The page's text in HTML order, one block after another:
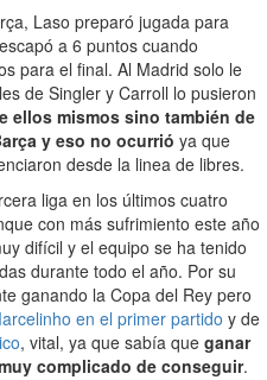
Laso preparó jugada para
a 6 puntos cuando
para el final. Al Madrid solo le
de Singler y Carroll lo pusieron
ellos mismos sino también de
y eso no ocurrió ya que
desde la linea de libres.
liga en los últimos cuatro
con más sufrimiento este año
difícil y el equipo se ha tenido
durante todo el año. Por su
ganando la Copa del Rey pero
en el primer partido y de
, vital, ya que sabía que ganar
complicado de conseguir.